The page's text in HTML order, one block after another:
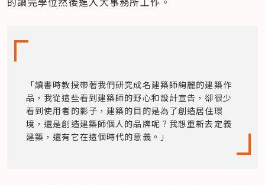
「讀書時教授帶著我們研究成名建築師絢麗的建築作
品，我從這些看到建築師的野心和設計宣告，卻很少
看到使用者的影子，建築的目的是為了創造居住環
境，還是創造建築師個人的品牌呢？我想重新去定義
建築，還有它在這個時代的意義。」